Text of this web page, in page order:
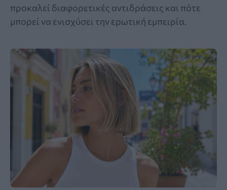
προκαλεί διαφορετικές αντιδράσεις και πότε
μπορεί να ενισχύσει την ερωτική εμπειρία.